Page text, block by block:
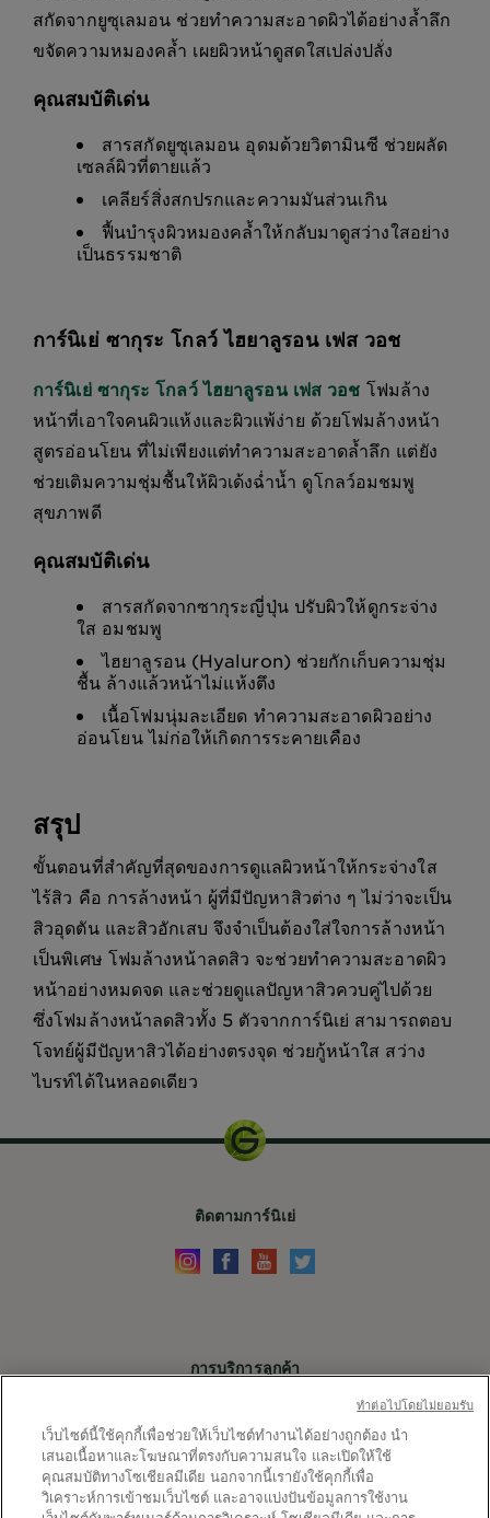
สกัดจากยูซุเลมอน ช่วยทำความสะอาดผิวได้อย่างล้ำลึก
ขจัดความหมองคล้ำ เผยผิวหน้าดูสดใสเปล่งปลั่ง
คุณสมบัติเด่น
สารสกัดยูซุเลมอน อุดมด้วยวิตามินซี ช่วยผลัด
เซลล์ผิวที่ตายแล้ว
เคลียร์สิ่งสกปรกและความมันส่วนเกิน
ฟื้นบำรุงผิวหมองคล้ำให้กลับมาดูสว่างใสอย่าง
เป็นธรรมชาติ
การ์นิเย่ ซากุระ โกลว์ ไฮยาลูรอน เฟส วอช
การ์นิเย่ ซากุระ โกลว์ ไฮยาลูรอน เฟส วอช โฟมล้าง
หน้าที่เอาใจคนผิวแห้งและผิวแพ้ง่าย ด้วยโฟมล้างหน้า
สูตรอ่อนโยน ที่ไม่เพียงแต่ทำความสะอาดล้ำลึก แต่ยัง
ช่วยเติมความชุ่มชื้นให้ผิวเด้งฉ่ำน้ำ ดูโกลว์อมชมพู
สุขภาพดี
คุณสมบัติเด่น
สารสกัดจากซากุระญี่ปุ่น ปรับผิวให้ดูกระจ่าง
ใส อมชมพู
ไฮยาลูรอน (Hyaluron) ช่วยกักเก็บความชุ่ม
ชื้น ล้างแล้วหน้าไม่แห้งตึง
เนื้อโฟมนุ่มละเอียด ทำความสะอาดผิวอย่าง
อ่อนโยน ไม่ก่อให้เกิดการระคายเคือง
สรุป
ขั้นตอนที่สำคัญที่สุดของการดูแลผิวหน้าให้กระจ่างใส
ไร้สิว คือ การล้างหน้า ผู้ที่มีปัญหาสิวต่าง ๆ ไม่ว่าจะเป็น
สิวอุดตัน และสิวอักเสบ จึงจำเป็นต้องใส่ใจการล้างหน้า
เป็นพิเศษ โฟมล้างหน้าลดสิว จะช่วยทำความสะอาดผิว
หน้าอย่างหมดจด และช่วยดูแลปัญหาสิวควบคู่ไปด้วย
ซึ่งโฟมล้างหน้าลดสิวทั้ง 5 ตัวจากการ์นิเย่ สามารถตอบ
โจทย์ผู้มีปัญหาสิวได้อย่างตรงจุด ช่วยกู้หน้าใส สว่าง
ไบรท์ได้ในหลอดเดียว
ลิ้งค์ต่างๆ
การบริการลูกค้า
ติดตามการ์นิเย่
เว็บไซต์นี้ใช้คุกกี้เพื่อช่วยให้เว็บไซต์ทำงานได้อย่างถูกต้อง นำ
เสนอเนื้อหาและโฆษณาที่ตรงกับความสนใจ และเปิดให้ใช้
คุณสมบัติทางโซเชียลมีเดีย นอกจากนี้เรายังใช้คุกกี้เพื่อ
วิเคราะห์การเข้าชมเว็บไซต์ และอาจแบ่งปันข้อมูลการใช้งาน
ทําต่อไปโดยไม่ยอมรับ